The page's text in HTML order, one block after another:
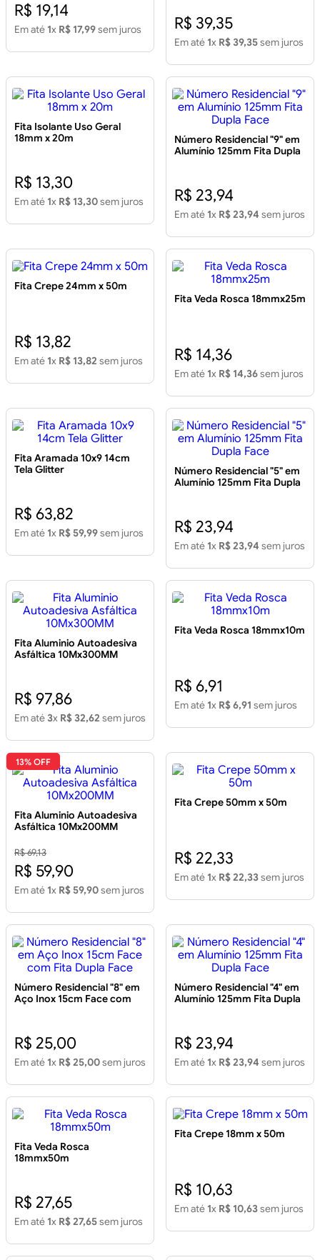
R$ 19,14
Em até 1x R$ 17,99sem juros R$ 39,35
Em até 1x R$ 39,35sem juros
Fita Isolante Uso Geral
18mm x 20m
R$ 13,30
Em até 1x R$ 13,30sem juros
Número Residencial "9" em
Alumínio 125mm Fita Dupla
R$ 23,94
Em até 1x R$ 23,94 sem juros
Fita Crepe 24mm x 50m
R$ 13,82
Em até 1x R$ 13,82 sem juros
Fita Veda Rosca 18mmx25m
R$ 14,36
Em até 1x R$ 14,36sem juros
Fita Aramada 10x9 14cm
Tela Glitter
R$ 63,82
Em até 1x R$ 59,99sem juros
Número Residencial "5" em
Alumínio 125mm Fita Dupla
R$ 23,94
Em até 1x R$ 23,94 sem juros
Fita Aluminio Autoadesiva
Asfáltica 10Mx300MM
R$ 97,86
Em até 3x R$ 32,62 sem juros
Fita Veda Rosca 18mmx10m
R$ 6,91
Em até 1x R$ 6,91 sem juros
13% OFF
Fita Aluminio Autoadesiva
Asfáltica 10Mx200MM
R$ 69,13
R$ 59,90
Em até 1x R$ 59,90sem juros
Fita Crepe 50mm x 50m
R$ 22,33
Em até 1x R$ 22,33sem juros
Número Residencial "8" em
Aço Inox 15cm Face com
R$ 25,00
Em até 1x R$ 25,00sem juros
Número Residencial "4" em
Alumínio 125mm Fita Dupla
R$ 23,94
Em até 1x R$ 23,94 sem juros
Fita Veda Rosca
18mmx50m
R$ 27,65
Em até 1x R$ 27,65sem juros
Fita Crepe 18mm x 50m
R$ 10,63
Em até 1x R$ 10,63sem juros